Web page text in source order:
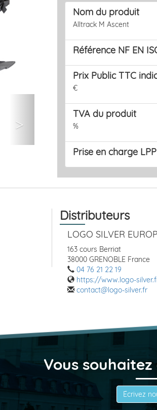
>
Nom du produit
Alltrack M Ascent
Référence NF EN
Prix Public TTC
€
TVA du produit
%
Prise en charge
Distributeurs
LOGO SILVER
163 cours Berriat
38000 GRENOBLE France
04 76 21 22 19
https://www.logo-
contact@logo-silver.fr
Vous
Écrivez